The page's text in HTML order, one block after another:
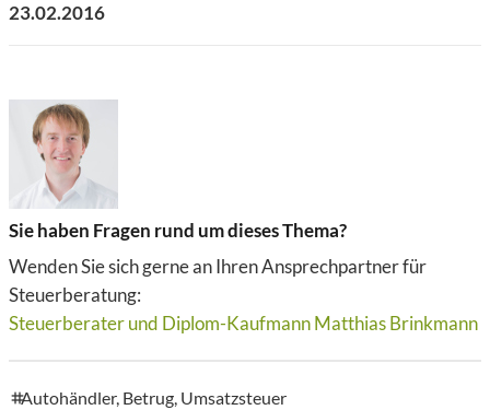
23.02.2016
Sie haben Fragen rund um dieses Thema?
Wenden Sie sich gerne an Ihren Ansprechpartner für
Steuerberatung:
Steuerberater und Diplom-Kaufmann Matthias Brinkmann
tags
Autohändler, Betrug, Umsatzsteuer